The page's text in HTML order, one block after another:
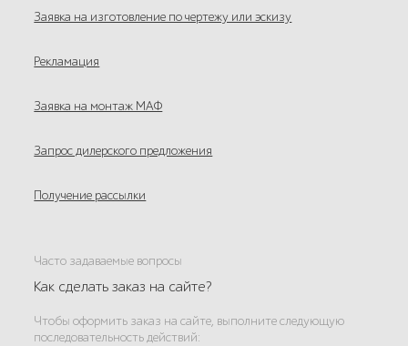
Заявка на изготовление по чертежу или эскизу
Рекламация
Заявка на монтаж МАФ
Запрос дилерского предложения
Получение рассылки
Часто задаваемые вопросы
Как сделать заказ на сайте?
Чтобы оформить заказ на сайте, выполните следующую
последовательность действий: